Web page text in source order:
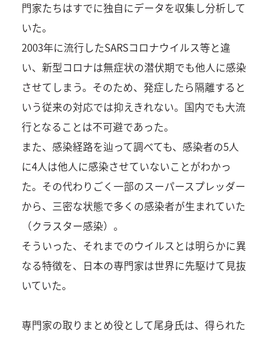
門家たちはすでに独自にデータを収集し分析して
いた。
2003年に流行したSARSコロナウイルス等と違
い、新型コロナは無症状の潜伏期でも他人に感染
させてしまう。そのため、発症したら隔離すると
いう従来の対応では抑えきれない。国内でも大流
行となることは不可避であった。
また、感染経路を辿って調べても、感染者の5人
に4人は他人に感染させていないことがわかっ
た。その代わりごく一部のスーパースプレッダー
から、三密な状態で多くの感染者が生まれていた
（クラスター感染）。
そういった、それまでのウイルスとは明らかに異
なる特徴を、日本の専門家は世界に先駆けて見抜
いていた。
専門家の取りまとめ役として尾身氏は、得られた